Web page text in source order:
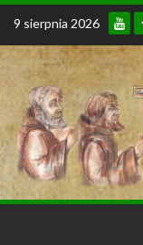
Skip
content
9 sierpnia 2026